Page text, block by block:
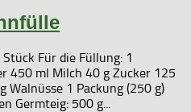
Für die Füllung: 1
450 ml Milch 40 g Zucker 125
Walnüsse 1 Packung (250 g)
Germteig: 500 g...